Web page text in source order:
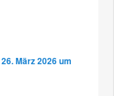
26. März 2026 um